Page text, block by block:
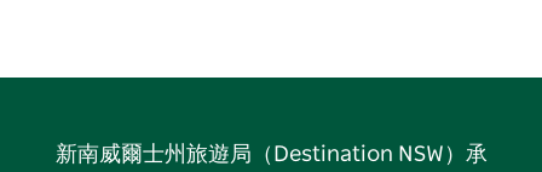
新南威爾士州旅遊局（Destination NSW）承